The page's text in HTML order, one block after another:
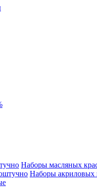
Наборы масляных
Наборы акриловых